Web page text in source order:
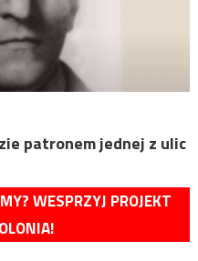
patronem jednej z ulic
WESPRZYJ PROJEKT